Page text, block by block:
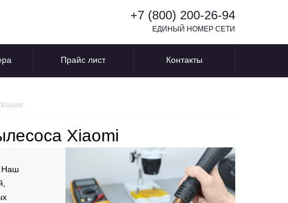
+7 (800) 200-26-94
ЕДИНЫЙ НОМЕР СЕТИ
Прайс лист Контакты
Xiaomi
Наш